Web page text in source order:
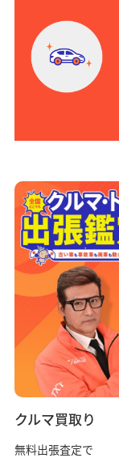
クルマ買取り
無料出張査定で